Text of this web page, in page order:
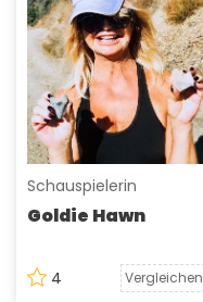
Schauspielerin
Goldie Hawn
4 Vergleichen